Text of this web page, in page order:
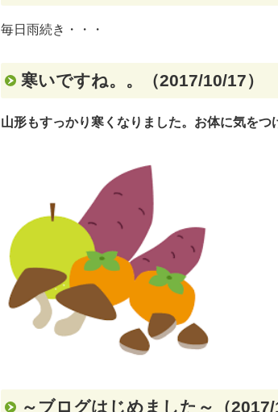
毎日雨続き・・・
寒いですね。。（2017/10/17）
山形もすっかり寒くなりました。お体に気をつ
～ブログはじめました～（2017/